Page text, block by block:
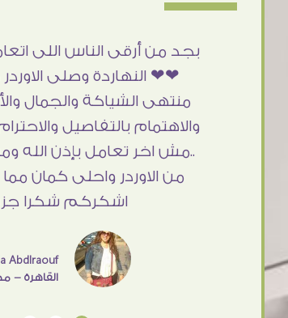
بجد من أرقى الناس اللى
❤❤ النهاردة وصلى
منتهى الشياكة والجمال
والاهتمام بالتفاصيل
..مش اخر تعامل بإذن الله
من الاوردر واحلى كمان
اشكركم شكرا
Abdlraouf
القاهرة -